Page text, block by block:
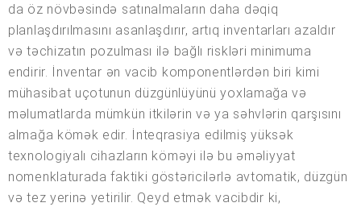
da öz növbəsində satınalmaların daha dəqiq
planlaşdırılmasını asanlaşdırır, artıq inventarları azaldır
və təchizatın pozulması ilə bağlı riskləri minimuma
endirir. İnventar ən vacib komponentlərdən biri kimi
mühasibat uçotunun düzgünlüyünü yoxlamağa və
məlumatlarda mümkün itkilərin və ya səhvlərin qarşısını
almağa kömək edir. İnteqrasiya edilmiş yüksək
texnologiyalı cihazların köməyi ilə bu əməliyyat
nomenklaturada faktiki göstəricilərlə avtomatik, düzgün
və tez yerinə yetirilir. Qeyd etmək vacibdir ki,